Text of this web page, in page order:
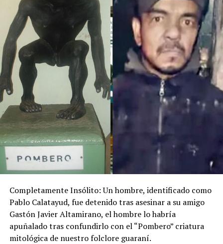
Completamente Insólito: Un hombre, identificado como
Pablo Calatayud, fue detenido tras asesinar a su amigo
Gastón Javier Altamirano, el hombre lo habría
apuñalado tras confundirlo con el “Pombero” criatura
mitológica de nuestro folclore guaraní.